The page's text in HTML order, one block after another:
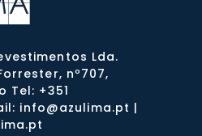
Lda.
nº707,
Tel: +351
info@azulima.pt |